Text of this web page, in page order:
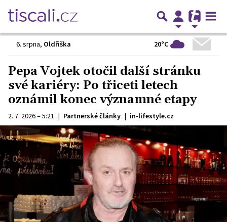
6. srpna, Oldřiška 20°C
Pepa Vojtek otočil další stránku
své kariéry: Po třiceti letech
oznámil konec významné etapy
2. 7. 2026 – 5:21 | Partnerské články | in-lifestyle.cz